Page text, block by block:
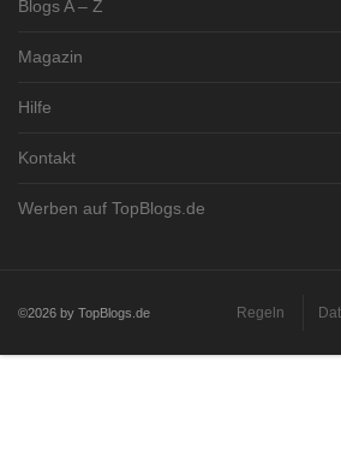
Blogs A – Z
Magazin
Hilfe
Kontakt
Werben auf TopBlogs.de
©2026 by TopBlogs.de Regeln